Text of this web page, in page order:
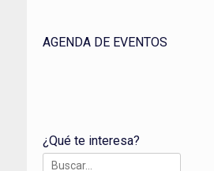
AGENDA DE EVENTOS
¿Qué te interesa?
Buscar: